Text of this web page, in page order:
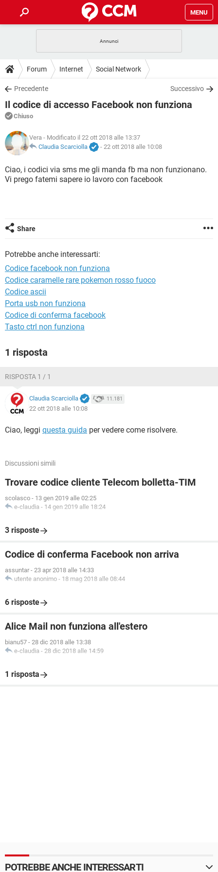
MENU
INTRATTENIMENTO ANDROID
iOS
INSTAGRAM WHATSAPP
TIKTOK
HARDWARE
GUIDE
COVID-19
iOS
INSTAGRAM
TIKTOK FACEBOOK
DOWNLOAD
COVID-19 GAMING
INTRATTENIMENTO
iOS WINDOWS 10
INSTAGRAM
TIKTOK FACEBOOK
FORUM
COVID-19
INTRATTENIMENTO ANDROID
INSTAGRAM WHATSAPP
GLOSSARIO
COVID-19
INTRATTENIMENTO ANDROID
Forum Internet Social Network
Precedente Successivo
Il codice di accesso Facebook non funziona
Chiuso
Vera - Modificato il 22 ott 2018 alle 13:37
Claudia Scarciolla
- 22 ott 2018 alle 10:08
Ciao, i codici via sms me gli manda fb ma non funzionano.
Vi prego fatemi sapere io lavoro con facebook
Share
Potrebbe anche interessarti:
Codice facebook non funziona
Codice caramelle rare pokemon rosso fuoco
Codice ascii
Porta usb non funziona
Codice di conferma facebook
Tasto ctrl non funziona
1 risposta
RISPOSTA 1 / 1
Claudia Scarciolla 11.181
22 ott 2018 alle 10:08
Ciao, leggi questa guida per vedere come risolvere.
Discussioni simili
Trovare codice cliente Telecom bolletta-TIM
scolasco - 13 gen 2019 alle 02:25
e-claudia - 14 gen 2019 alle 18:24
3 risposte
Codice di conferma Facebook non arriva
assuntar - 23 apr 2018 alle 14:33
utente anonimo - 18 mag 2018 alle 08:44
6 risposte
Alice Mail non funziona all'estero
bianu57 - 28 dic 2018 alle 13:38
e-claudia - 28 dic 2018 alle 14:59
1 risposta
POTREBBE ANCHE INTERESSARTI